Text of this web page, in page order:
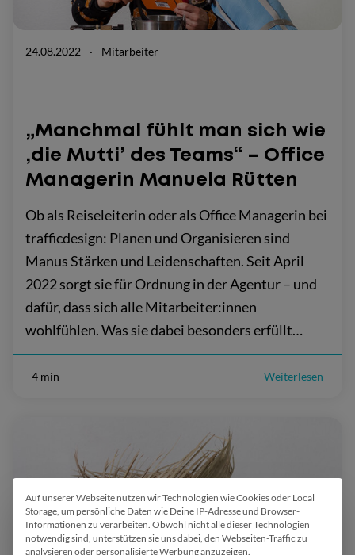
24.08.2022 · Mitarbeiter
„Manchmal fühlt man sich wie
‚die Mutti’ des Teams“ – Office
Managerin Manuela Rütten
Ob als Reiseleiterin oder als Office Managerin bei
trafficdesign: Planen und Organisieren sind
Manus Stärken und Leidenschaften. Seit April
2022 sorgt sie für Ordnung in der Agentur – und
dafür, dass sich alle Mitarbeiter:innen
wohlfühlen. Was sie dabei besonders erfüllt…
4 min Weiterlesen
Wir verwenden
Auf unserer Webseite nutzen wir Technologien wie Cookies oder Local
Storage, um persönliche Daten wie Deine IP-Adresse und Browser-
Informationen zu verarbeiten. Obwohl nicht alle dieser Technologien
notwendig sind, unterstützen sie uns dabei, den Webseiten-Traffic zu
analysieren oder personalisierte Werbung anzuzeigen.